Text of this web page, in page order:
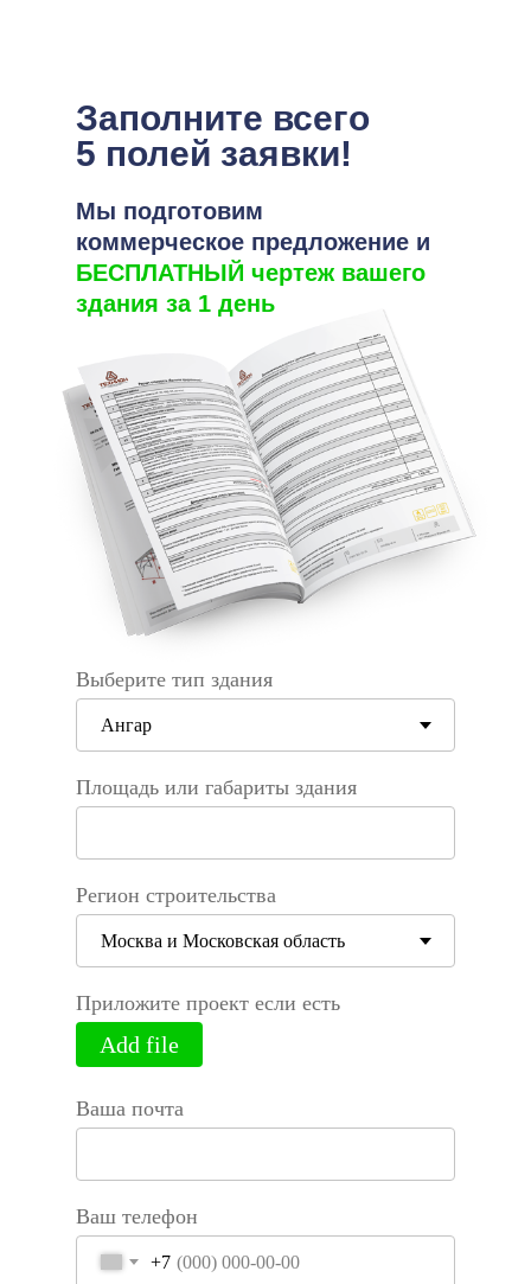
Заполните всего
5 полей заявки!
Мы подготовим
коммерческое предложение и
БЕСПЛАТНЫЙ чертеж вашего
здания за 1 день
Выберите тип здания
Площадь или габариты здания
Регион строительства
Приложите проект если есть
Add file
Ваша почта
Ваш телефон
+7